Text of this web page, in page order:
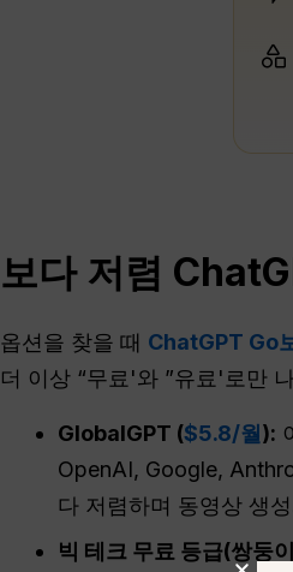
보다 저렴
옵션을 찾을 때 ChatGPT Go
더 이상 “무료'와 ”유료'로만
GlobalGPT ($5.8/월):
OpenAI, Google,
다 저렴하며 동영상 생
빅 테크 무료 등급(쌍둥